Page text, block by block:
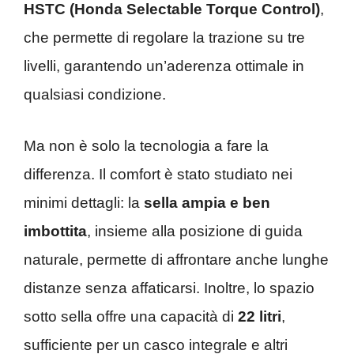
HSTC (Honda Selectable Torque Control),
che permette di regolare la trazione su tre
livelli, garantendo un’aderenza ottimale in
qualsiasi condizione.
Ma non è solo la tecnologia a fare la
differenza. Il comfort è stato studiato nei
minimi dettagli: la sella ampia e ben
imbottita, insieme alla posizione di guida
naturale, permette di affrontare anche lunghe
distanze senza affaticarsi. Inoltre, lo spazio
sotto sella offre una capacità di 22 litri,
sufficiente per un casco integrale e altri